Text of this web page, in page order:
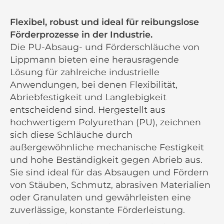
Flexibel, robust und ideal für reibungslose
Förderprozesse in der Industrie.
Die PU-Absaug- und Förderschläuche von
Lippmann bieten eine herausragende
Lösung für zahlreiche industrielle
Anwendungen, bei denen Flexibilität,
Abriebfestigkeit und Langlebigkeit
entscheidend sind. Hergestellt aus
hochwertigem Polyurethan (PU), zeichnen
sich diese Schläuche durch
außergewöhnliche mechanische Festigkeit
und hohe Beständigkeit gegen Abrieb aus.
Sie sind ideal für das Absaugen und Fördern
von Stäuben, Schmutz, abrasiven Materialien
oder Granulaten und gewährleisten eine
zuverlässige, konstante Förderleistung.